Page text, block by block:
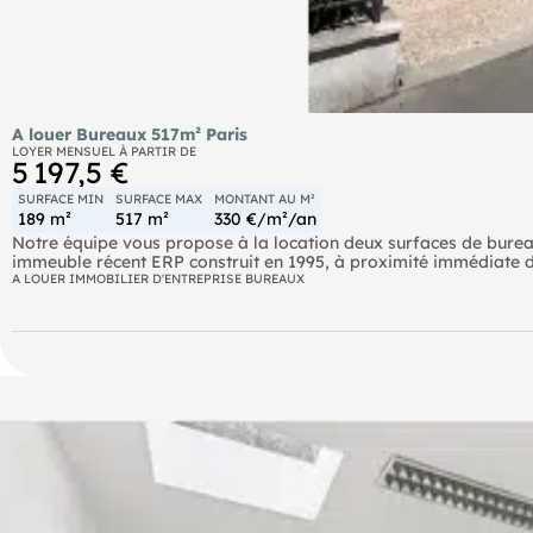
A louer Bureaux 517m² Paris
LOYER MENSUEL À PARTIR DE
5 197,5 €
SURFACE MIN
189 m²
SURFACE MAX
517 m²
MONTANT AU M²
330 €/m²/an
Notre équipe vous propose à la location deux surfaces de
immeuble récent ERP construit en 1995, à proximité
14eme arrondissement. Ces plateaux lumineux et fonctionnels
Metro Alésia (4) Metro Porte d'Orléans (4) Transilien Denfert-
Alésia - Général Leclerc (Ligne 92, Ligne 38, Ligne 68, Ligne
A LOUER IMMOBILIER D'ENTREPRISE BUREAUX